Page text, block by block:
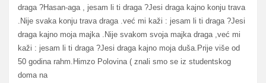
draga ?Hasan-aga , jesam li ti draga ?Jesi draga kajno konju trava
.Nije svaka konju trava draga .već mi kaži : jesam li ti draga ?Jesi
draga kajno moja majka .Nije svakom svoja majka draga ,već mi
kaži : jesam li ti draga ?Jesi draga kajno moja duša.Prije više od
50 godina rahm.Himzo Polovina ( znali smo se iz studentskog
doma na